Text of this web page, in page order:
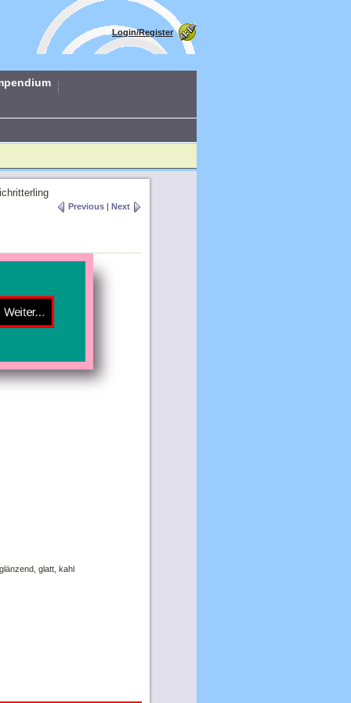
Login/Register
Previous Next
glatt, kahl